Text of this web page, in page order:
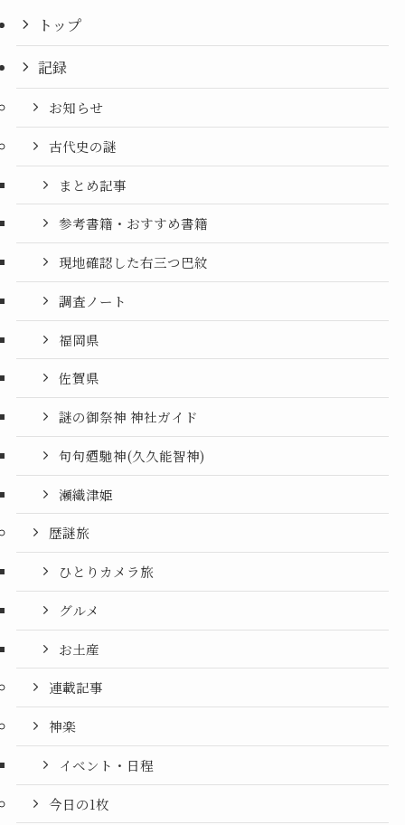
トップ
記録
お知らせ
古代史の謎
まとめ記事
参考書籍・おすすめ書籍
現地確認した右三つ巴紋
調査ノート
福岡県
佐賀県
謎の御祭神 神社ガイド
句句廼馳神(久久能智神)
瀬織津姫
歴謎旅
ひとりカメラ旅
グルメ
お土産
連載記事
神楽
イベント・日程
今日の1枚